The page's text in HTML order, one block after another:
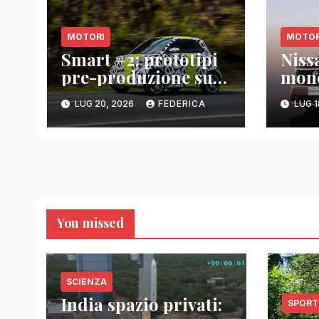
MOTORI
Smart #2: prototipi
pre-produzione su
strada prima del
paris motor show
2026
LUG 20, 2026 FEDERICA LUG
You missed
SCIENZA
India spazio privati: SPORT